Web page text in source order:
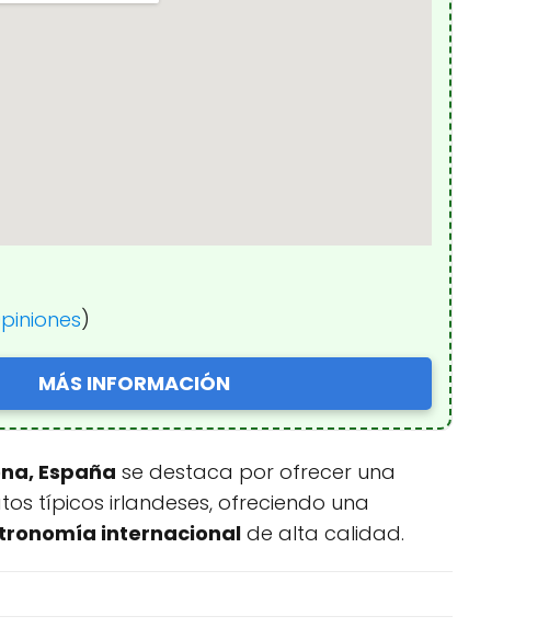
)
MÁS INFORMACIÓN
España se destaca por ofrecer una
típicos irlandeses, ofreciendo una
internacionalde alta calidad.